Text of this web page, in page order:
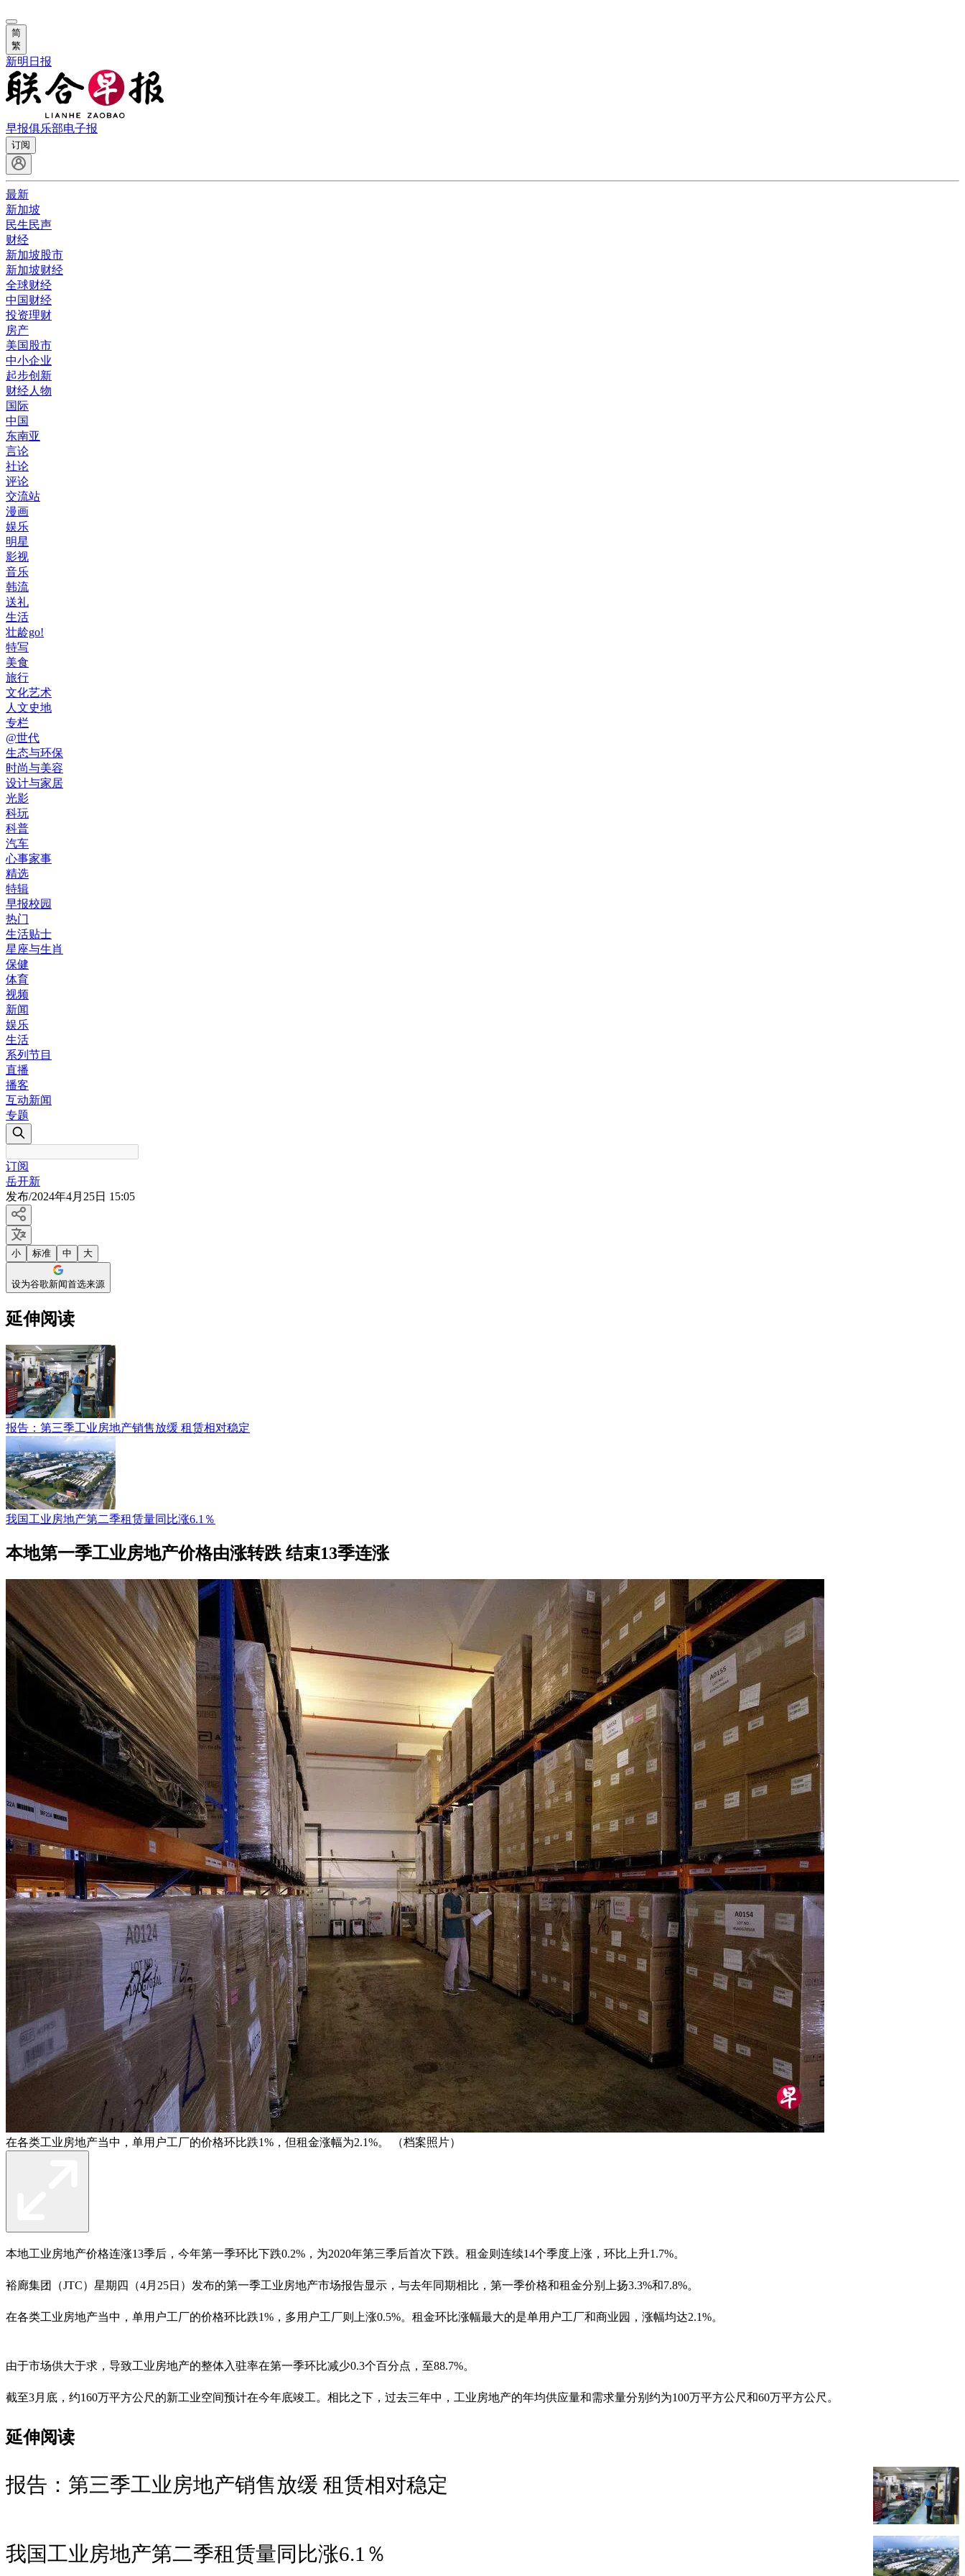
简
繁
新明日报
早报俱乐部电子报
订阅
最新
新加坡
民生民声
财经
新加坡股市
新加坡财经
全球财经
中国财经
投资理财
房产
美国股市
中小企业
起步创新
财经人物
国际
中国
东南亚
言论
社论
评论
交流站
漫画
娱乐
明星
影视
音乐
韩流
送礼
生活
壮龄go!
特写
美食
旅行
文化艺术
人文史地
专栏
@世代
生态与环保
时尚与美容
设计与家居
光影
科玩
科普
汽车
心事家事
精选
特辑
早报校园
热门
生活贴士
星座与生肖
保健
体育
视频
新闻
娱乐
生活
系列节目
直播
播客
互动新闻
专题
订阅
岳开新
发布/2024年4月25日 15:05
小 标准 中 大
设为谷歌新闻首选来源
延伸阅读
报告：第三季工业房地产销售放缓 租赁相对稳定
我国工业房地产第二季租赁量同比涨6.1％
本地第一季工业房地产价格由涨转跌 结束13季连涨
在各类工业房地产当中，单用户工厂的价格环比跌1%，但租金涨幅为2.1%。 （档案照片）
本地工业房地产价格连涨13季后，今年第一季环比下跌0.2%，为2020年第三季后首次下跌。租金则连续14个季度上涨，环比上升1.7%。
裕廊集团（JTC）星期四（4月25日）发布的第一季工业房地产市场报告显示，与去年同期相比，第一季价格和租金分别上扬3.3%和7.8%。
在各类工业房地产当中，单用户工厂的价格环比跌1%，多用户工厂则上涨0.5%。租金环比涨幅最大的是单用户工厂和商业园，涨幅均达2.1%。
由于市场供大于求，导致工业房地产的整体入驻率在第一季环比减少0.3个百分点，至88.7%。
截至3月底，约160万平方公尺的新工业空间预计在今年底竣工。相比之下，过去三年中，工业房地产的年均供应量和需求量分别约为100万平方公尺和60万平方公尺。
延伸阅读
报告：第三季工业房地产销售放缓 租赁相对稳定
我国工业房地产第二季租赁量同比涨6.1％